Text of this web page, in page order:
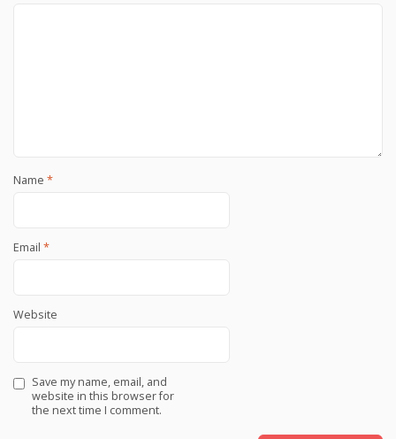
Name *
Email *
Website
Save my name, email, and
website in this browser for
the next time I comment.